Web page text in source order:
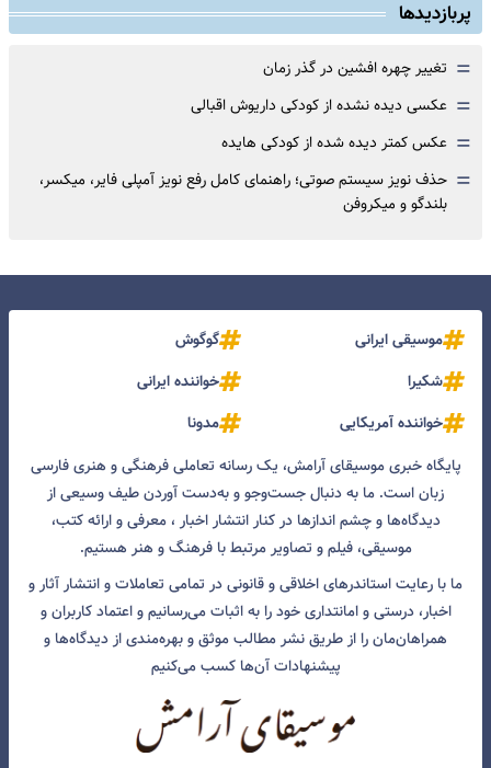
پربازدیدها
= تغییر چهره افشین در گذر زمان
= عکسی دیده نشده از کودکی داریوش اقبالی
= عکس کمتر دیده شده از کودکی هایده
= حذف نویز سیستم صوتی؛ راهنمای کامل رفع نویز آمپلی فایر، میکسر،
بلندگو و میکروفن
موسیقی ایرانی
گوگوش
شکیرا
خواننده ایرانی
خواننده آمریکایی
مدونا
پایگاه خبری موسیقای آرامش، یک رسانه تعاملی فرهنگی و هنری فارسی
زبان است. ما به دنبال جست‌و‌جو و به‌دست آوردن طیف وسیعی از
دیدگاه‌ها و چشم انداز‌ها در کنار انتشار اخبار ، معرفی و ارائه کتب،
موسیقی، فیلم و تصاویر مرتبط با فرهنگ و هنر هستیم.
ما با رعایت استاندرهای اخلاقی و قانونی در تمامی تعاملات و انتشار آثار و
اخبار، درستی و امانتداری خود را به اثبات می‌رسانیم و اعتماد کاربران و
همراهان‌مان را از طریق نشر مطالب موثق و بهره‌مندی از دیدگاه‌ها و
پیشنهادات آن‌ها کسب می‌کنیم